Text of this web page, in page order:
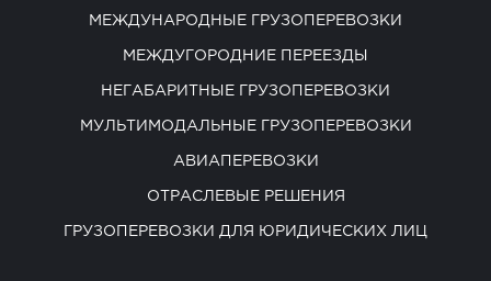
МЕЖДУНАРОДНЫЕ ГРУЗОПЕРЕВОЗКИ
МЕЖДУГОРОДНИЕ ПЕРЕЕЗДЫ
НЕГАБАРИТНЫЕ ГРУЗОПЕРЕВОЗКИ
МУЛЬТИМОДАЛЬНЫЕ ГРУЗОПЕРЕВОЗКИ
АВИАПЕРЕВОЗКИ
ОТРАСЛЕВЫЕ РЕШЕНИЯ
ГРУЗОПЕРЕВОЗКИ ДЛЯ ЮРИДИЧЕСКИХ ЛИЦ